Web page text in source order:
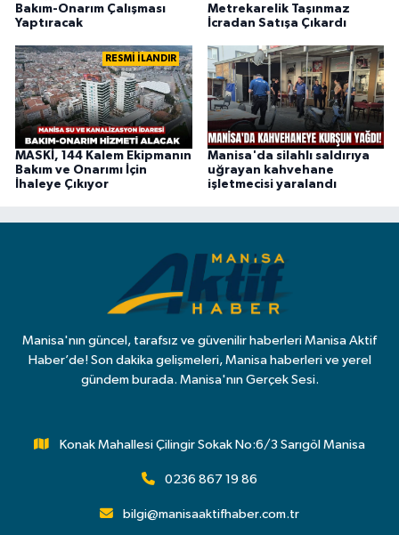
Bakım-Onarım Çalışması
Yaptıracak
Metrekarelik Taşınmaz
İcradan Satışa Çıkardı
RESMİ İLANDIR
MASKİ, 144 Kalem Ekipmanın
Bakım ve Onarımı İçin
İhaleye Çıkıyor
Manisa'da silahlı saldırıya
uğrayan kahvehane
işletmecisi yaralandı
Manisa'nın güncel, tarafsız ve güvenilir haberleri Manisa Aktif
Haber’de! Son dakika gelişmeleri, Manisa haberleri ve yerel
gündem burada. Manisa'nın Gerçek Sesi.
Konak Mahallesi Çilingir Sokak No:6/3 Sarıgöl Manisa
0236 867 19 86
bilgi@manisaaktifhaber.com.tr